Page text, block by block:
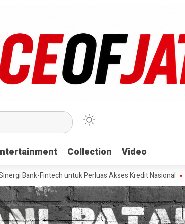
Collection Video
Collection Video
Fintech untuk Perluas Akses Kredit Nasional Pevita